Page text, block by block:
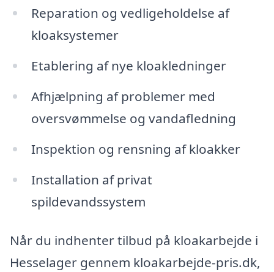
Reparation og vedligeholdelse af
kloaksystemer
Etablering af nye kloakledninger
Afhjælpning af problemer med
oversvømmelse og vandafledning
Inspektion og rensning af kloakker
Installation af privat
spildevandssystem
Når du indhenter tilbud på kloakarbejde i
Hesselager gennem kloakarbejde-pris.dk,